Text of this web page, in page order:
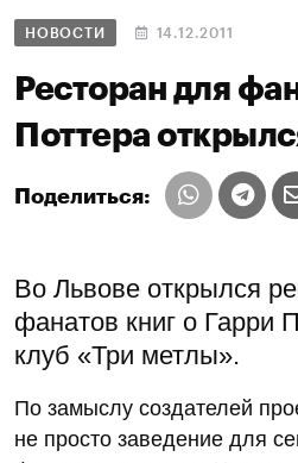
НОВОСТИ 14.12.2011
Ресторан для
Поттера
Поделиться:
Во Львове открылся
фанатов книг о Гарри
клуб «Три метлы».
По замыслу создателей
не просто заведение для